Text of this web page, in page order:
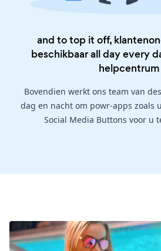
and to top it off,
beschikbaar all day every
helpcentrum
Bovendien werkt ons team van
dag en nacht om powr-apps zoals
Social Media Buttons voor u